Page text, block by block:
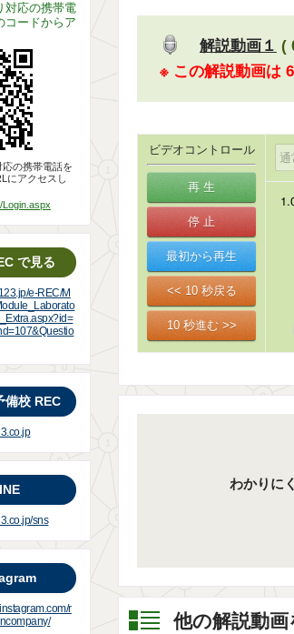
解説動画１ (
※ この解説動画は
ビデオコントロール
わかりに
他の解説動画
対応の携帯電
コードからア
の携帯電話を
にアクセスし
で見る
e-REC/M
備校 REC
sns
r